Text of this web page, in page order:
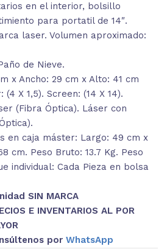
en el interior, bolsillo
para portatil de 14″.
laser. Volumen aproximado:
de Nieve.
x Ancho: 29 cm x Alto: 41 cm
X 1,5). Screen: (14 X 14).
(Fibra Óptica). Láser con
en caja máster: Largo: 49 cm x
cm. Peso Bruto: 13.7 Kg. Peso
individual: Cada Pieza en bolsa
SIN MARCA
E INVENTARIOS AL POR
por WhatsApp